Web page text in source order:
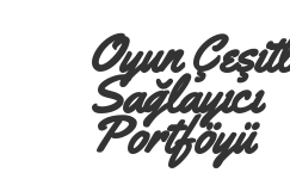
Oyun
Sağlayıcı
Portföyü